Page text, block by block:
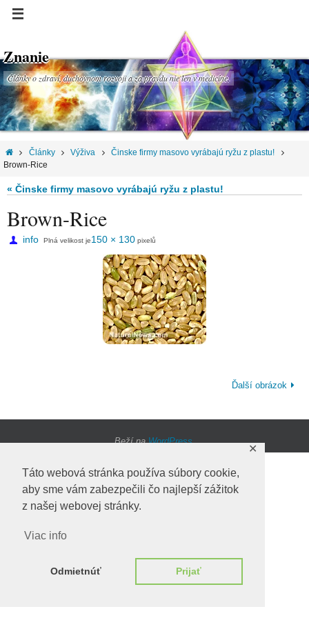
Táto webová stránka používa súbory cookie,
aby sme vám zabezpečili čo najlepší zážitok
z našej webovej stránky.
Viac info
Odmietnúť Prijať
✕
Znanie
Články o zdraví, duchovnom rozvoji a za pravdu nie len v medicíne.
Články Výživa
Činske firmy masovo vyrábajú ryžu z plastu!
Brown-Rice
« Činske firmy masovo vyrábajú ryžu z plastu!
Brown-Rice
info Plná velikost je150 × 130 pixelů
Ďalší obrázok
Beží naWordPress.